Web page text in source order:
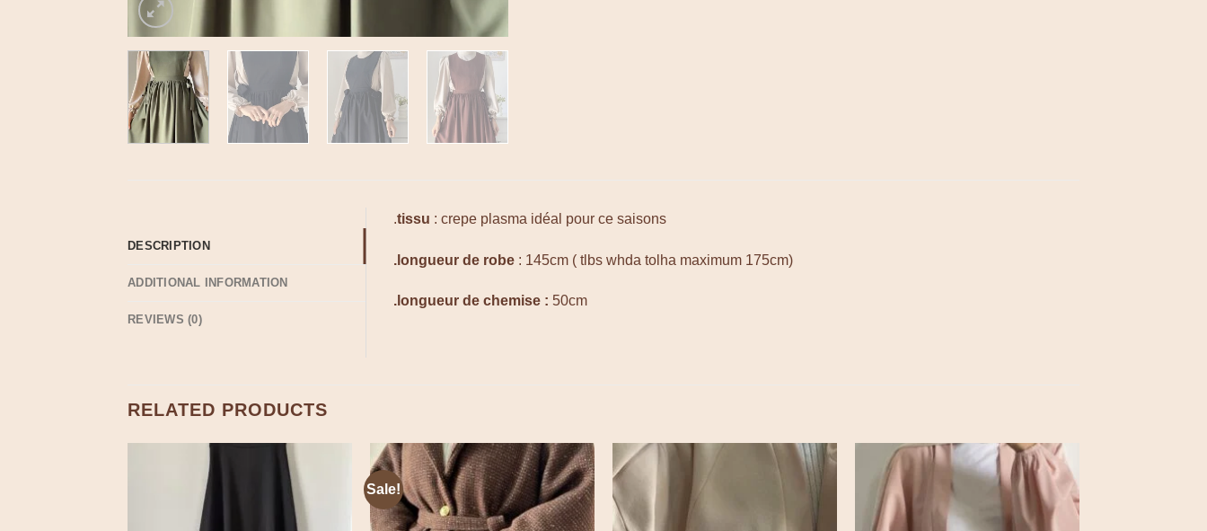
DESCRIPTION
ADDITIONAL INFORMATION
REVIEWS (0)
.tissu : crepe plasma idéal pour ce saisons
.longueur de robe : 145cm ( tlbs whda tolha maximum 175cm)
.longueur de chemise : 50cm
RELATED PRODUCTS
Sale!